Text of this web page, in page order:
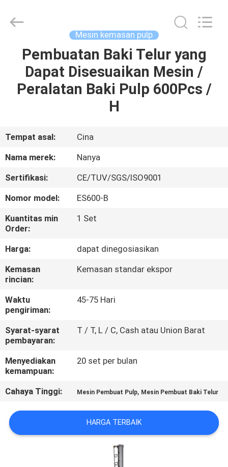
RUMAH
PRODUK
TAMPILAN
TENTANG
KAMI
TUR
PABRIK
KONTROL
KUALITAS
HUBUNGI
KAMI
BERITA
SITEMAP
Equipment
Mesin kemasan pulp
Pembuatan Baki Telur yang
Dapat Disesuaikan Mesin /
Peralatan Baki Pulp 600Pcs /
H
Tempat asal:
Cina
Nama merek:
Nanya
Sertifikasi:
CE/TUV/SGS/ISO9001
Nomor model:
ES600-B
Kuantitas min
Order:
1 Set
Harga:
dapat dinegosiasikan
Kemasan
rincian:
Kemasan standar ekspor
Waktu
pengiriman:
45-75 Hari
Syarat-syarat
pembayaran:
T / T, L / C, Cash atau Union Barat
Menyediakan
kemampuan:
20 set per bulan
Cahaya Tinggi: Mesin Pembuat Pulp, Mesin Pembuat Baki Telur
HARGA TERBAIK